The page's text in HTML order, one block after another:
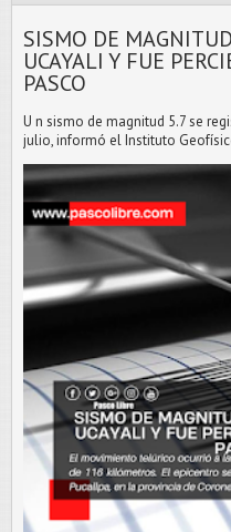
SISMO DE
UCAYALI Y FUE
PASCO
U n sismo de magnitud 5.7 se
julio, informó el Instituto